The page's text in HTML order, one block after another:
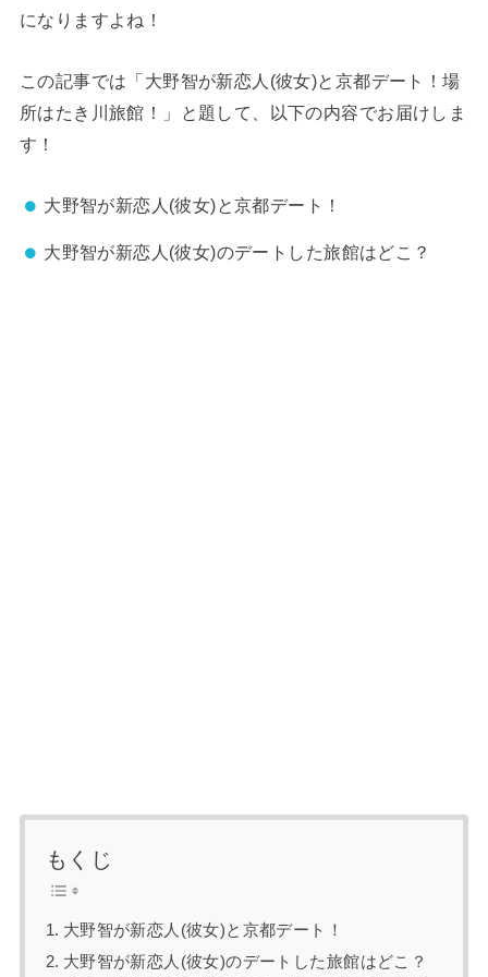
になりますよね！
この記事では「大野智が新恋人(彼女)と京都デート！場
所はたき川旅館！」と題して、以下の内容でお届けしま
す！
大野智が新恋人(彼女)と京都デート！
大野智が新恋人(彼女)のデートした旅館はどこ？
もくじ
大野智が新恋人(彼女)と京都デート！
大野智が新恋人(彼女)のデートした旅館はどこ？